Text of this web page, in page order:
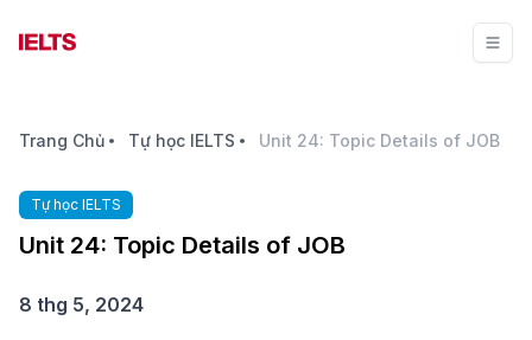
Trang Chủ Tự học IELTS Unit 24: Topic Details of JOB
Tự học IELTS
Unit 24: Topic Details of JOB
8 thg 5, 2024